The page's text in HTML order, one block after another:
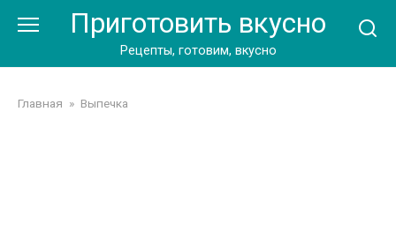
Приготовить вкусно
Рецепты, готовим, вкусно
Главная » Выпечка